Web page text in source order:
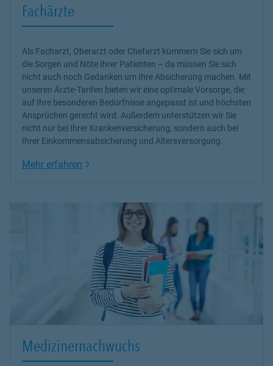
Fachärzte
Als Facharzt, Oberarzt oder Chefarzt kümmern Sie sich um
die Sorgen und Nöte Ihrer Patienten – da müssen Sie sich
nicht auch noch Gedanken um Ihre Absicherung machen. Mit
unseren Ärzte-Tarifen bieten wir eine optimale Vorsorge, die
auf Ihre besonderen Bedürfnisse angepasst ist und höchsten
Ansprüchen gerecht wird. Außerdem unterstützen wir Sie
nicht nur bei Ihrer Krankenversicherung, sondern auch bei
Ihrer Einkommensabsicherung und Altersversorgung.
Mehr erfahren Link Opens in New Tab
Medizinernachwuchs